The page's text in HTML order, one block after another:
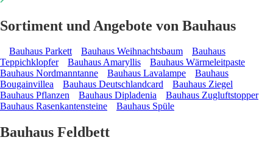
Sortiment und Angebote von Bauhaus
Bauhaus Parkett Bauhaus Weihnachtsbaum
Bauhaus
Teppichklopfer
Bauhaus Amaryllis
Bauhaus Wärmeleitpaste
Bauhaus Nordmanntanne
Bauhaus Lavalampe
Bauhaus
Bougainvillea
Bauhaus Deutschlandcard
Bauhaus Ziegel
Bauhaus Pflanzen
Bauhaus Dipladenia
Bauhaus Zugluftstopper
Bauhaus Rasenkantensteine
Bauhaus Spüle
Bauhaus Feldbett